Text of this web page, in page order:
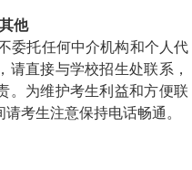
其他
委托任何中介机构和个人代
请直接与学校招生处联系，
。为维护考生利益和方便联
考生注意保持电话畅通。